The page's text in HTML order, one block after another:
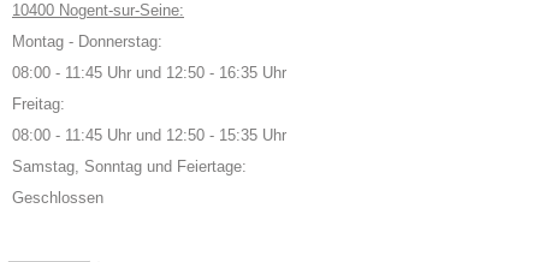
10400 Nogent-sur-Seine:
Montag - Donnerstag:
08:00 - 11:45 Uhr und 12:50 - 16:35 Uhr
Freitag:
08:00 - 11:45 Uhr und 12:50 - 15:35 Uhr
Samstag, Sonntag und Feiertage:
Geschlossen